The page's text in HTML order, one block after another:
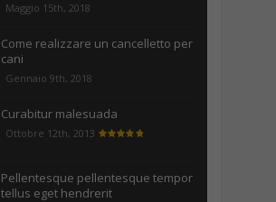
Maggio 15th, 2018
Come realizzare un cancelletto per
cani
Gennaio 9th, 2018
Curabitur malesuada
Ottobre 12th, 2013
Pellentesque pellentesque tempor
tellus eget hendrerit